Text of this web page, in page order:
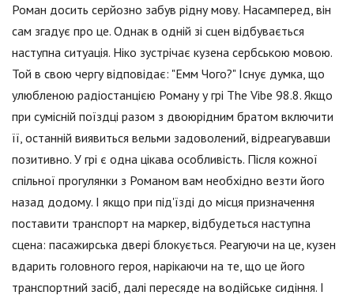
Роман досить серйозно забув рідну мову. Насамперед, він
сам згадує про це. Однак в одній зі сцен відбувається
наступна ситуація. Ніко зустрічає кузена сербською мовою.
Той в свою чергу відповідає: "Емм Чого?" Існує думка, що
улюбленою радіостанцією Роману у грі The Vibe 98.8. Якщо
при сумісній поїздці разом з двоюрідним братом включити
її, останній виявиться вельми задоволений, відреагувавши
позитивно. У грі є одна цікава особливість. Після кожної
спільної прогулянки з Романом вам необхідно везти його
назад додому. І якщо при під'їзді до місця призначення
поставити транспорт на маркер, відбудеться наступна
сцена: пасажирська двері блокується. Реагуючи на це, кузен
вдарить головного героя, нарікаючи на те, що це його
транспортний засіб, далі пересяде на водійське сидіння. І